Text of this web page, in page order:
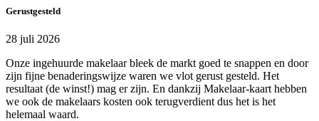
Gerustgesteld
28 juli 2026
Onze ingehuurde makelaar bleek de markt goed te snappen en door
zijn fijne benaderingswijze waren we vlot gerust gesteld. Het
resultaat (de winst!) mag er zijn. En dankzij Makelaar-kaart hebben
we ook de makelaars kosten ook terugverdient dus het is het
helemaal waard.